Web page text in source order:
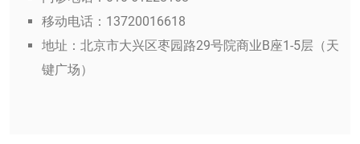
移动电话：13720016618
地址：北京市大兴区枣园路29号院商业B座1-5层（天
键广场）